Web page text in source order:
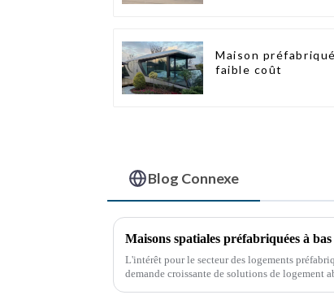
Maison
faible coût
Blog Connexe
Maisons spatiales préfabriquées à
L'intérêt pour le secteur des logements
demande croissante de solutions de logement